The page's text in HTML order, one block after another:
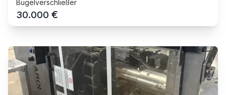
Bügelverschließer
30.000 €